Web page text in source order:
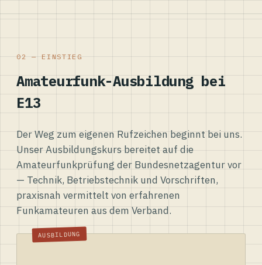
02 — EINSTIEG
Amateurfunk-Ausbildung bei
E13
Der Weg zum eigenen Rufzeichen beginnt bei uns.
Unser Ausbildungskurs bereitet auf die
Amateurfunkprüfung der Bundesnetzagentur vor
— Technik, Betriebstechnik und Vorschriften,
praxisnah vermittelt von erfahrenen
Funkamateuren aus dem Verband.